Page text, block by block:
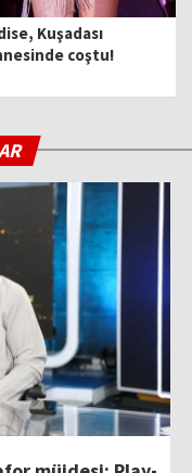
Kuşadası
coştu!